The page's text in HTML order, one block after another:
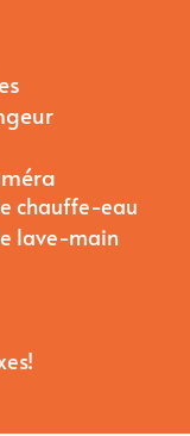
chauffe-eau
lave-main